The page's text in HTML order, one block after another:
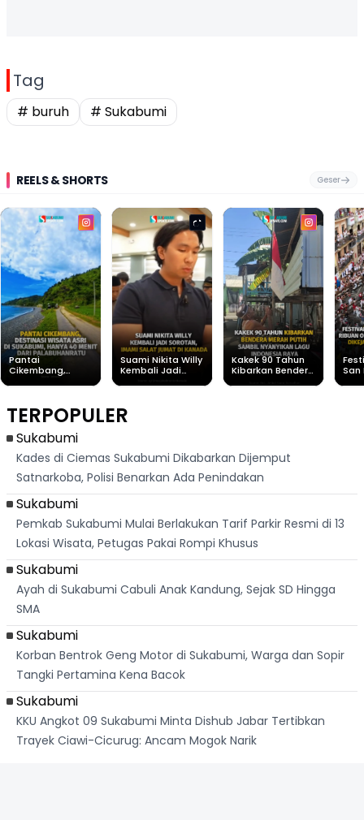
Tag
# buruh # Sukabumi
REELS & SHORTS Geser
Pantai
Cikembang,
Dari
Palabuhanratu
Suami Nikita Willy
Kembali Jadi
Kakek 90 Tahun
Kibarkan Bendera
San
TERPOPULER
Sukabumi
Kades di Ciemas Sukabumi Dikabarkan Dijemput
Satnarkoba, Polisi Benarkan Ada Penindakan
Sukabumi
Pemkab Sukabumi Mulai Berlakukan Tarif Parkir Resmi di 13
Lokasi Wisata, Petugas Pakai Rompi Khusus
Sukabumi
Ayah di Sukabumi Cabuli Anak Kandung, Sejak SD Hingga
SMA
Sukabumi
Korban Bentrok Geng Motor di Sukabumi, Warga dan Sopir
Tangki Pertamina Kena Bacok
Sukabumi
KKU Angkot 09 Sukabumi Minta Dishub Jabar Tertibkan
Trayek Ciawi-Cicurug: Ancam Mogok Narik